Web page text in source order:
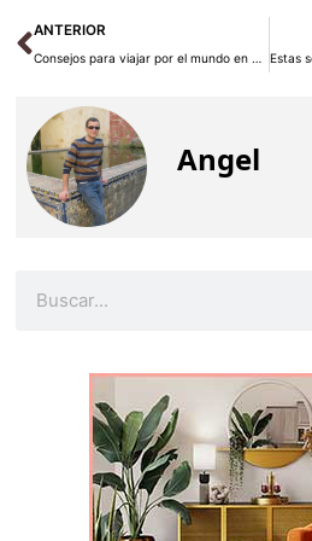
Ant
ANTERIOR
Consejos para viajar por el mundo en bicicleta
Angel